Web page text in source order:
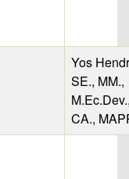
Yos
SE., MM.,
CA.,